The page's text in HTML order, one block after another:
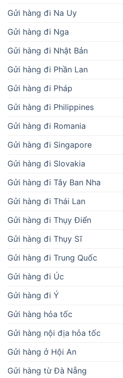
Gửi hàng đi Na Uy
Gửi hàng đi Nga
Gửi hàng đi Nhật Bản
Gửi hàng đi Phần Lan
Gửi hàng đi Pháp
Gửi hàng đi Philippines
Gửi hàng đi Romania
Gửi hàng đi Singapore
Gửi hàng đi Slovakia
Gửi hàng đi Tây Ban Nha
Gửi hàng đi Thái Lan
Gửi hàng đi Thụy Điển
Gửi hàng đi Thụy Sĩ
Gửi hàng đi Trung Quốc
Gửi hàng đi Úc
Gửi hàng đi Ý
Gửi hàng hỏa tốc
Gửi hàng nội địa hỏa tốc
Gửi hàng ở Hội An
Gửi hàng từ Đà Nẵng